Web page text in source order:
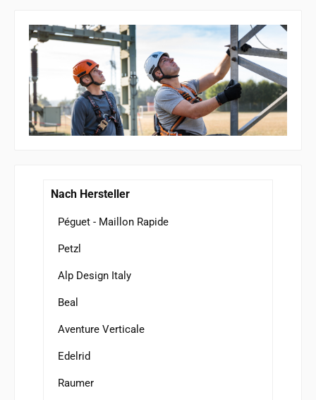
Nach Hersteller
Péguet - Maillon Rapide
Petzl
Alp Design Italy
Beal
Aventure Verticale
Edelrid
Raumer